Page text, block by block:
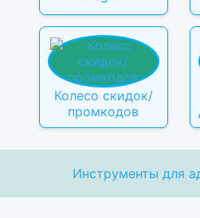
Колесо скидок/
промкодов
Инструменты для